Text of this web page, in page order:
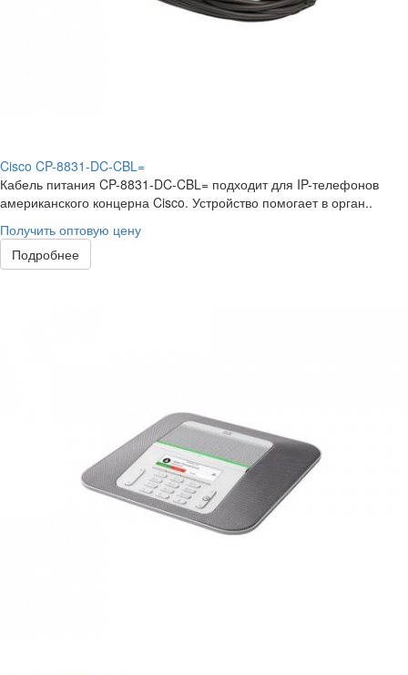
Cisco CP-8831-DC-CBL=
Кабель питания CP-8831-DC-CBL= подходит для IP-телефонов
американского концерна Cisco. Устройство помогает в орган..
Получить оптовую цену
Подробнее